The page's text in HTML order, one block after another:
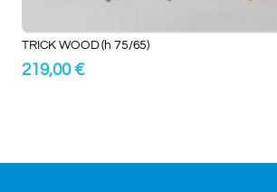
TRICK WOOD (h 75/65)
219,00 €